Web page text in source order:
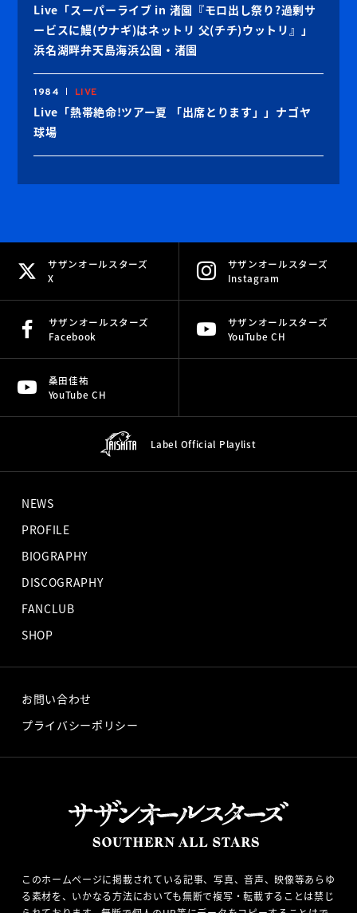
Live「スーパーライブ in 渚園『モロ出し祭り?過剰サ
ービスに鰻(ウナギ)はネットリ 父(チチ)ウットリ』」
浜名湖畔弁天島海浜公園・渚園
1984 LIVE
Live「熱帯絶命!ツアー夏 「出席とります」」ナゴヤ
球場
サザンオールスターズ
X
サザンオールスターズ
Instagram
サザンオールスターズ
Facebook
サザンオールスターズ
YouTube CH
桑田佳祐
YouTube CH
Label Official Playlist
このホームページに掲載されている記事、写真、音声、映像等あらゆ
る素材を、いかなる方法においても無断で複写・転載することは禁じ
NEWS
PROFILE
BIOGRAPHY
DISCOGRAPHY
FANCLUB
SHOP
お問い合わせ
プライバシーポリシー